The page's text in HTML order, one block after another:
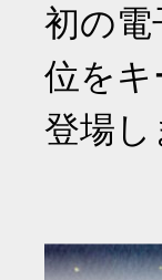
初の電
位を
登場